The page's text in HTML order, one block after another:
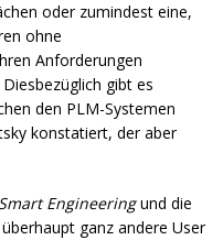
oder zumindest eine,
ohne
Anforderungen
gibt es
den PLM-Systemen
konstatiert, der aber
Smart Engineeringund die
ganz andere User